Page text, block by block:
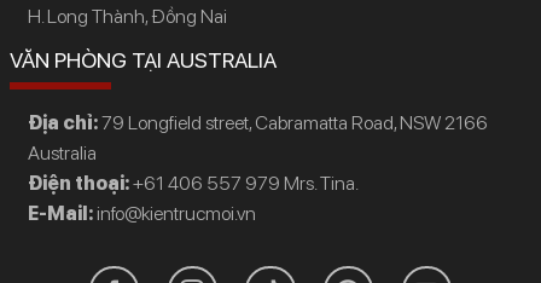
H. Long Thành, Đồng Nai
VĂN PHÒNG TẠI AUSTRALIA
Địa chỉ:79 Longfield street, Cabramatta Road, NSW 2166
Australia
Điện thoại:+61 406 557 979 Mrs. Tina.
E-Mail: info@kientrucmoi.vn